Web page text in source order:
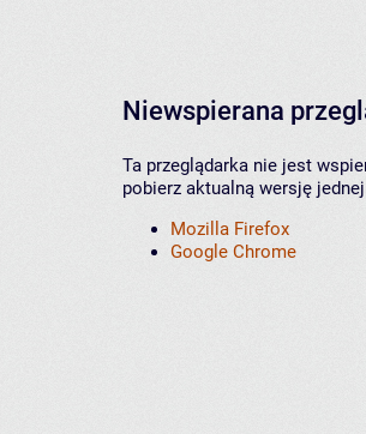
Niewspierana
Ta przeglądarka nie jest
pobierz aktualną wersję
Mozilla Firefox
Google Chrome